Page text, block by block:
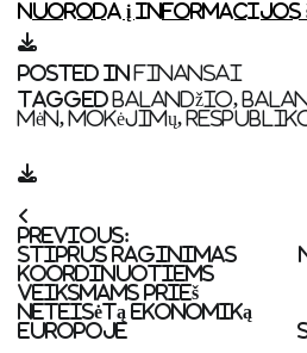
Nuoroda į
Posted in FINANSAI
Tagged balandžio,
mėn, mokėjimų,
Navigacija
tarp
įrašų
Previous:
Stiprus raginimas
koordinuotiems
veiksmams prieš
neteisėtą ekonomiką
Europoje